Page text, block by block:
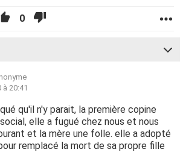
0
à 20:41
qu'il n'y parait, la première copine
elle a fugué chez nous et nous
et la mère une folle. elle a adopté
remplacé la mort de sa propre fille